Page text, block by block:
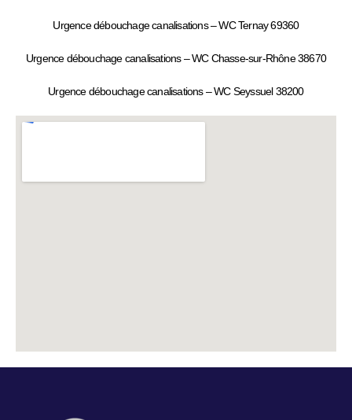
Urgence débouchage canalisations – WC Ternay 69360
Urgence débouchage canalisations – WC Chasse-sur-Rhône 38670
Urgence débouchage canalisations – WC Seyssuel 38200